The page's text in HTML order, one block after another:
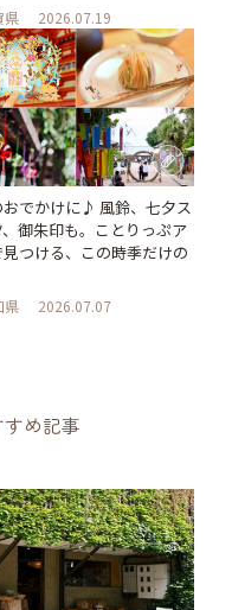
県 2026.07.19
おでかけに♪ 風鈴、七夕ス
御朱印も。ことりっぷア
つける、この時季だけの
県 2026.07.07
め記事